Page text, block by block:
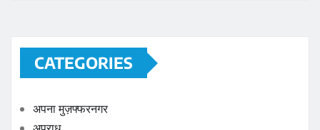
CATEGORIES
अपना मुज़फ्फरनगर